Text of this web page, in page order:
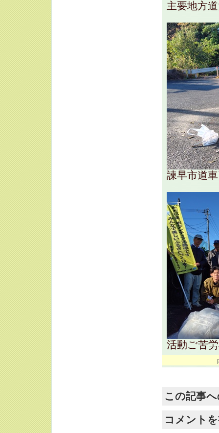
主要地方
諫早市道
活動ご苦
この記事
コメント